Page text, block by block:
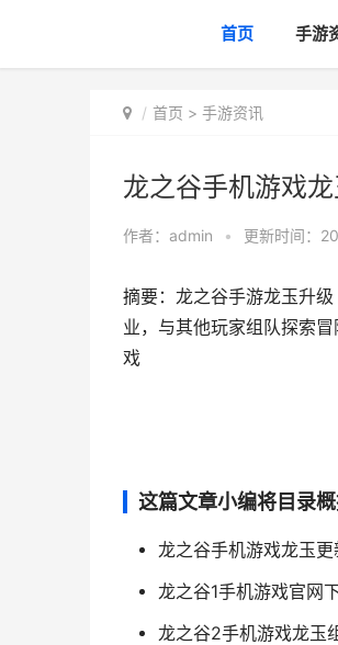
首页 手游
首页 > 手游资讯
龙之谷手机游戏
作者： admin • 更新时间：
摘要：龙之谷手游龙玉升
业，与其他玩家组队探索
戏
这篇文章小编将目录
龙之谷手机游戏龙玉更
龙之谷1手机游戏官网
龙之谷2手机游戏龙玉